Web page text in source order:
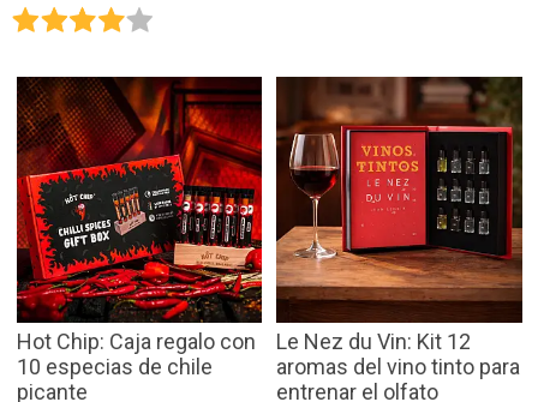
Hot Chip: Caja regalo con
10 especias de chile
picante
Le Nez du Vin: Kit 12
aromas del vino tinto para
entrenar el olfato